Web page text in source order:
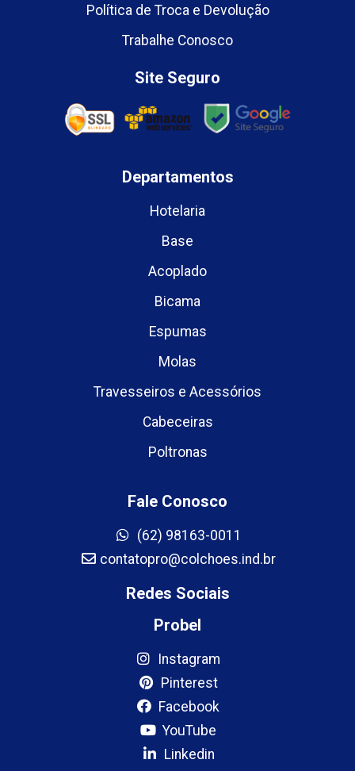
Política de Troca e Devolução
Trabalhe Conosco
Site Seguro
Departamentos
Hotelaria
Base
Acoplado
Bicama
Espumas
Molas
Travesseiros e Acessórios
Cabeceiras
Poltronas
Fale Conosco
(62) 98163-0011
contatopro@colchoes.ind.br
Redes Sociais
Probel
Instagram
Pinterest
Facebook
YouTube
Linkedin